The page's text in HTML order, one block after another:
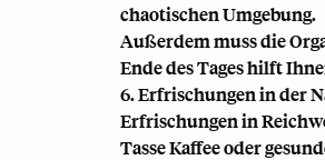
chaotischen Umgebung.
Außerdem muss die
Ende des Tages hilft
6. Erfrischungen in der
Erfrischungen in
Tasse Kaffee oder